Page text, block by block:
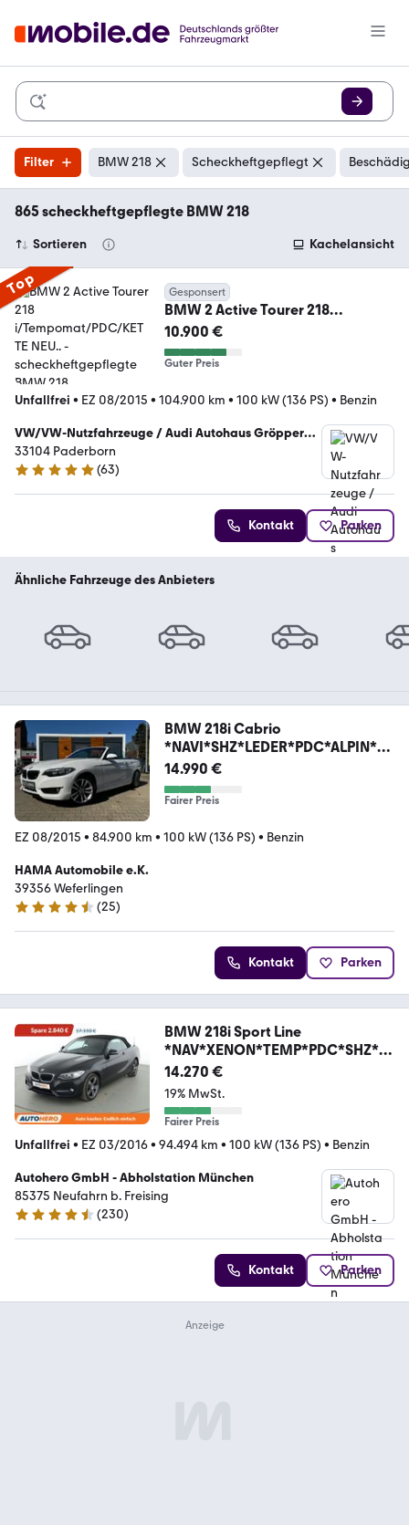
Filter BMW 218 Scheckheftgepflegt
865 scheckheftgepflegte BMW 218
Sortieren Kachelansicht
Top Gesponsert
BMW 2 Active Tourer 218
i/Tempomat/PDC/KETTE NEU..
10.900 €
Guter Preis
Unfallfrei • EZ 08/2015 • 104.900 km • 100 kW (136 PS) • Benzin
VW/VW-Nutzfahrzeuge / Audi Autohaus Gröpper
GmbH
33104 Paderborn
5 Sterne
(63)
Kontakt Parken
Ähnliche Fahrzeuge des Anbieters
BMW 218i Cabrio
*NAVI*SHZ*LEDER*PDC*ALPIN*G
EPFLEGT*
14.990 €
Fairer Preis
EZ 08/2015 • 84.900 km • 100 kW (136 PS) • Benzin
HAMA Automobile e.K.
39356 Weferlingen
4.3 Sterne
(25)
Kontakt Parken
BMW 218i Sport Line
*NAV*XENON*TEMP*PDC*SHZ*AL
U*
14.270 €
19% MwSt.
Fairer Preis
Unfallfrei • EZ 03/2016• 94.494 km • 100 kW (136 PS) • Benzin
Autohero GmbH - Abholstation München
85375 Neufahrn b. Freising
4.4 Sterne
(230)
Kontakt Parken